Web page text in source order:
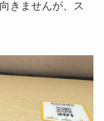
きませんが、ス